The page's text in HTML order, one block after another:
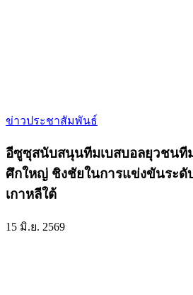
ข่าวประชาสัมพันธ์
อีซูซุสนับสนุนทีมเบสบอลยุวชนที
ศึกใหญ่ ชิงชัยในการแข่งขันระ
เกาหลีใต้
15 มิ.ย. 2569